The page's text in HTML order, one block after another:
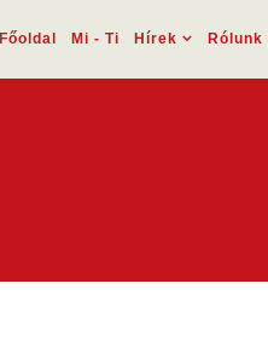
Főoldal Mi - Ti Hírek Rólunk